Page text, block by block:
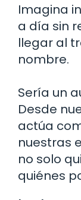
Imagina
a día sin
llegar al
nombre.
Sería un
Desde
actúa
nuestras
no solo
quiénes